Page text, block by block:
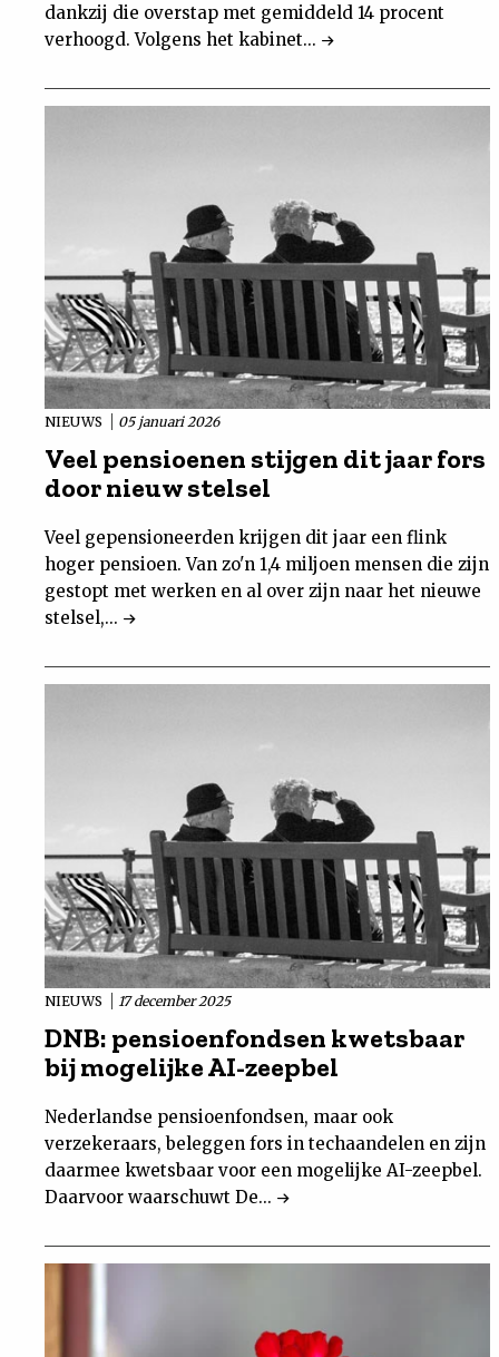
dankzij die overstap met gemiddeld 14 procent
verhoogd. Volgens het kabinet...
NIEUWS 05 januari 2026
Veel pensioenen stijgen dit jaar fors
door nieuw stelsel
Veel gepensioneerden krijgen dit jaar een flink
hoger pensioen. Van zo'n 1,4 miljoen mensen die zijn
gestopt met werken en al over zijn naar het nieuwe
stelsel,...
NIEUWS 17 december 2025
DNB: pensioenfondsen kwetsbaar
bij mogelijke AI-zeepbel
Nederlandse pensioenfondsen, maar ook
verzekeraars, beleggen fors in techaandelen en zijn
daarmee kwetsbaar voor een mogelijke AI-zeepbel.
Daarvoor waarschuwt De...